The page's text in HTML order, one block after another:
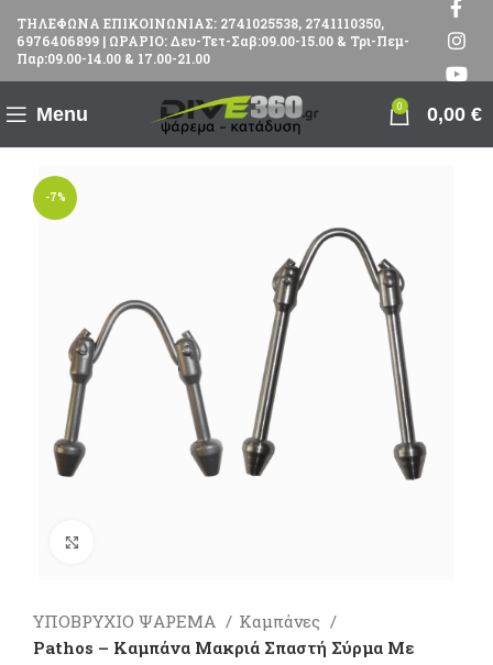
ΤΗΛΕΦΩΝΑ ΕΠΙΚΟΙΝΩΝΙΑΣ: 2741025538, 2741110350,
6976406899 | ΩΡΑΡΙΟ: Δευ-Τετ-Σαβ:09.00-15.00 & Τρι-Πεμ-
Παρ:09.00-14.00 & 17.00-21.00
Menu 0 0,00 €
-7%
ΥΠΟΒΡΥΧΙΟ ΨΑΡΕΜΑ
Καμπάνες
Pathos – Καμπάνα Μακριά Σπαστή Σύρμα Με